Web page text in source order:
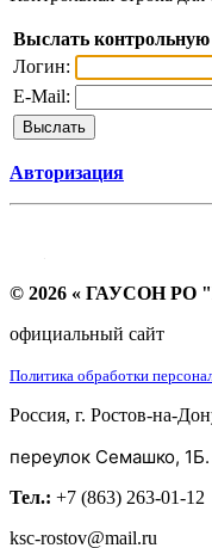
Выслать контрольную
Логин:
E-Mail:
Авторизация
© 2026 « ГАУСОН РО
официальный сайт
Политика обработки
Россия, г. Ростов-на-
переулок Семашко, 1Б.
Тел.: +7 (863) 263-01-12
ksc-rostov@mail.ru